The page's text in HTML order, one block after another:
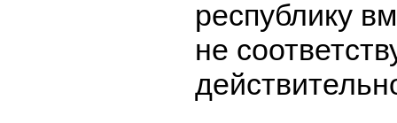
республику
не